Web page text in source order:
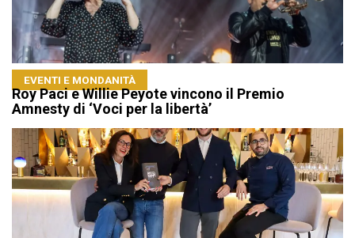
EVENTI E MONDANITÀ
Roy Paci e Willie Peyote vincono il Premio
Amnesty di ‘Voci per la libertà’